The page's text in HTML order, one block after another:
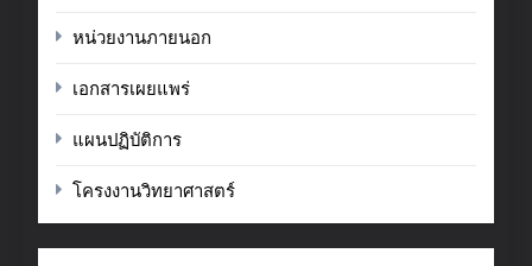
หน่วยงานภายนอก
เอกสารเผยแพร่
แผนปฏิบัติการ
โครงงานวิทยาศาสตร์